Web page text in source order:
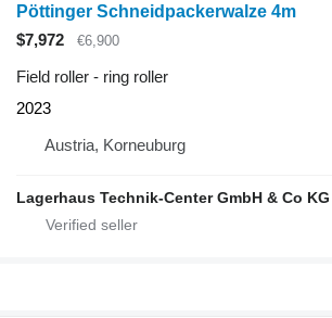
Pöttinger Schneidpackerwalze 4m
$7,972
€6,900
Field roller - ring roller
2023
Austria, Korneuburg
Lagerhaus Technik-Center GmbH & Co